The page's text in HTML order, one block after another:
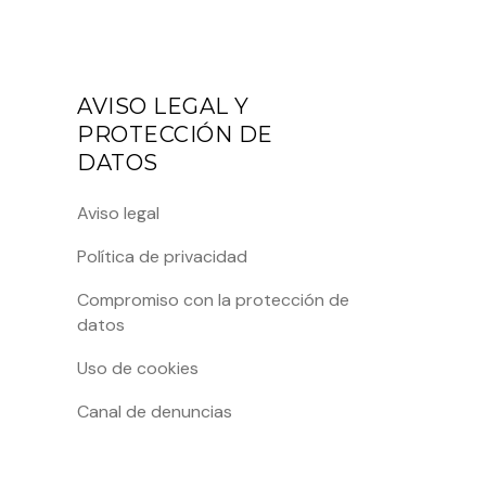
AVISO LEGAL Y
PROTECCIÓN DE
DATOS
Aviso legal
Política de privacidad
Compromiso con la protección de
datos
Uso de cookies
Canal de denuncias